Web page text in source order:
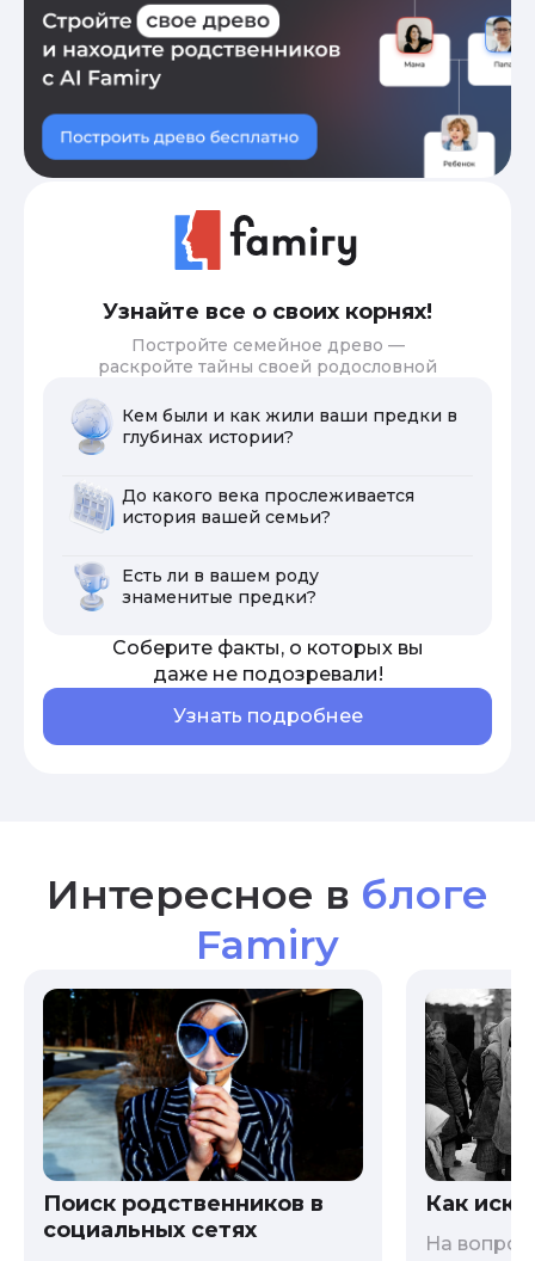
Узнайте все о своих корнях!
Постройте семейное древо —
раскройте тайны своей родословной
Кем были и как жили ваши предки в
глубинах истории?
До какого века прослеживается
история вашей семьи?
Есть ли в вашем роду
знаменитые предки?
Соберите факты, о которых вы
даже не подозревали!
Узнать подробнее
Интересное в блоге
Famiry
Поиск родственников в
социальных сетях
Как
На вопрос